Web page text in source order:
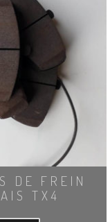
DE FREIN
TX4